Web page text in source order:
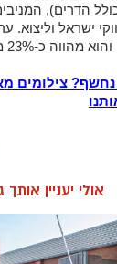
ישראל וליצוא.
צילומים
אולי יעניין אותך